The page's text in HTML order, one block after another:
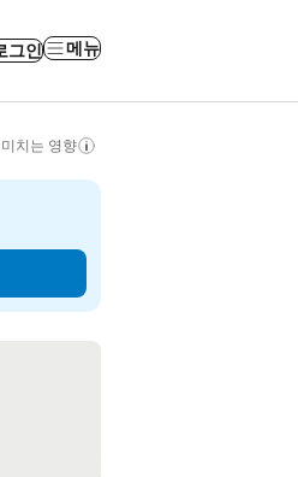
그인 메뉴
치는 영향